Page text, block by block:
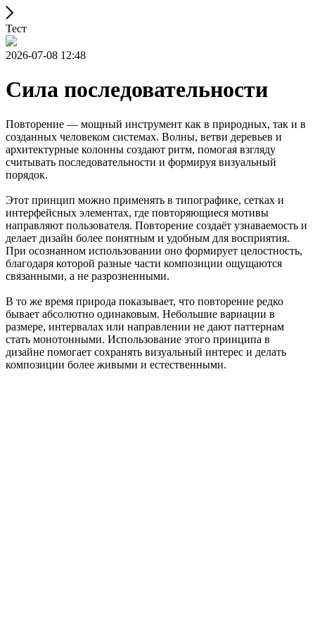
Тест
2026-07-08 12:48
Сила последовательности
Повторение — мощный инструмент как в природных, так и в
созданных человеком системах. Волны, ветви деревьев и
архитектурные колонны создают ритм, помогая взгляду
считывать последовательности и формируя визуальный
порядок.
Этот принцип можно применять в типографике, сетках и
интерфейсных элементах, где повторяющиеся мотивы
направляют пользователя. Повторение создаёт узнаваемость и
делает дизайн более понятным и удобным для восприятия.
При осознанном использовании оно формирует целостность,
благодаря которой разные части композиции ощущаются
связанными, а не разрозненными.
В то же время природа показывает, что повторение редко
бывает абсолютно одинаковым. Небольшие вариации в
размере, интервалах или направлении не дают паттернам
стать монотонными. Использование этого принципа в
дизайне помогает сохранять визуальный интерес и делать
композиции более живыми и естественными.